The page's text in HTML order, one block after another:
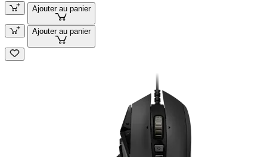
Ajouter au panier
Ajouter au panier